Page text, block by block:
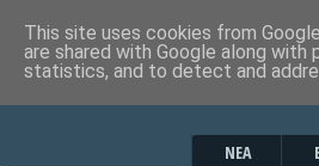
ΝΕΑ
This site uses cookies from
are shared with Google along
statistics, and to detect and